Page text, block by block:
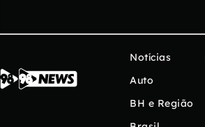
Notícias
Auto
BH e Região